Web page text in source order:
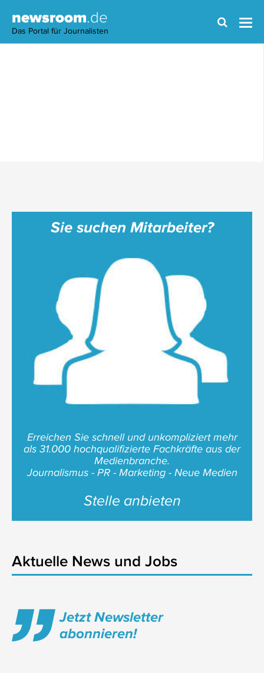
newsroom.de
Das Portal für Journalisten
Sie suchen Mitarbeiter?
Erreichen Sie schnell und unkompliziert mehr
als 31.000 hochqualifizierte Fachkräfte aus der
Medienbranche.
Journalismus - PR - Marketing - Neue Medien
Stelle anbieten
Aktuelle News und Jobs
Jetzt Newsletter
abonnieren!